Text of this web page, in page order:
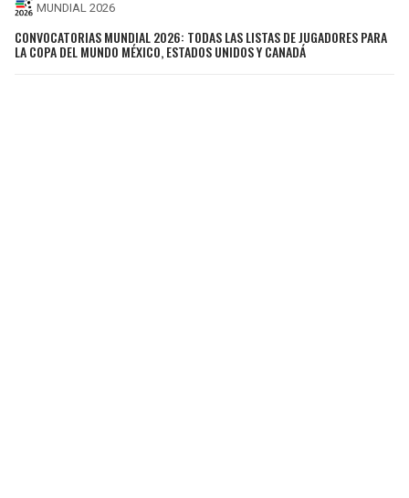
MUNDIAL 2026
CONVOCATORIAS MUNDIAL 2026: TODAS LAS LISTAS DE JUGADORES PARA
LA COPA DEL MUNDO MÉXICO, ESTADOS UNIDOS Y CANADÁ